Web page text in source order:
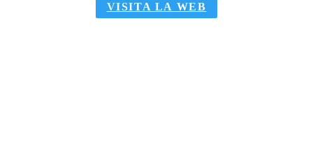
VISITA LA WEB